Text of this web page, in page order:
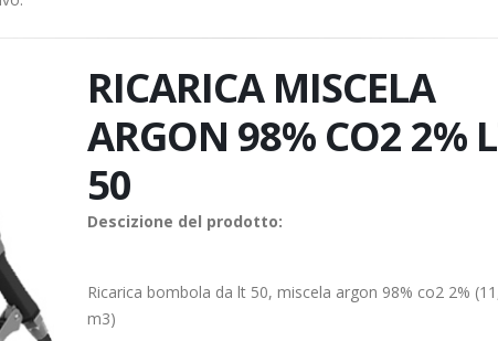
RICARICA MISCELA
ARGON 98% CO2 2%
50
Descizione del prodotto:
Ricarica bombola da lt 50, miscela argon 98% co2 2%
m3)